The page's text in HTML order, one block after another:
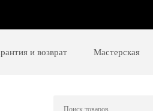
и возврат Мастерская